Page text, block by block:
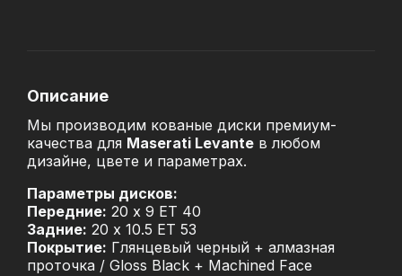
Описание
Мы производим кованые диски премиум-
качества для Maserati Levante в любом
дизайне, цвете и параметрах.
Параметры дисков:
Передние: 20 x 9 ET 40
Задние: 20 x 10.5 ET 53
Покрытие: Глянцевый черный + алмазная
проточка / Gloss Black + Machined Face